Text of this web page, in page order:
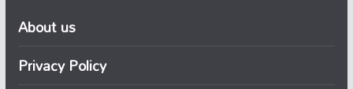
About us
Privacy Policy